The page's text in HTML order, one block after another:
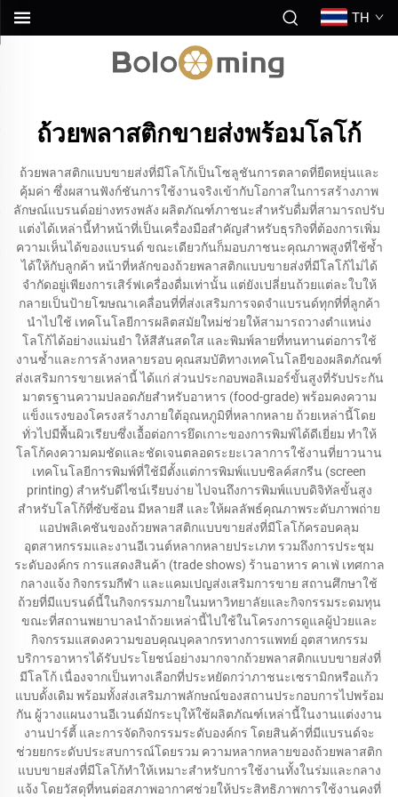
TH
ถ้วยพลาสติกขายส่งพร้อมโลโก้
ถ้วยพลาสติกแบบขายส่งที่มีโลโก้เป็นโซลูชันการตลาดที่ยืดหยุ่นและ
คุ้มค่า ซึ่งผสานฟังก์ชันการใช้งานจริงเข้ากับโอกาสในการสร้างภาพ
ลักษณ์แบรนด์อย่างทรงพลัง ผลิตภัณฑ์ภาชนะสำหรับดื่มที่สามารถปรับ
แต่งได้เหล่านี้ทำหน้าที่เป็นเครื่องมือสำคัญสำหรับธุรกิจที่ต้องการเพิ่ม
ความเห็นได้ของแบรนด์ ขณะเดียวกันก็มอบภาชนะคุณภาพสูงที่ใช้ซ้ำ
ได้ให้กับลูกค้า หน้าที่หลักของถ้วยพลาสติกแบบขายส่งที่มีโลโก้ไม่ได้
จำกัดอยู่เพียงการเสิร์ฟเครื่องดื่มเท่านั้น แต่ยังเปลี่ยนถ้วยแต่ละใบให้
กลายเป็นป้ายโฆษณาเคลื่อนที่ที่ส่งเสริมการจดจำแบรนด์ทุกที่ที่ลูกค้า
นำไปใช้ เทคโนโลยีการผลิตสมัยใหม่ช่วยให้สามารถวางตำแหน่ง
โลโก้ได้อย่างแม่นยำ ให้สีสันสดใส และพิมพ์ลายที่ทนทานต่อการใช้
งานซ้ำและการล้างหลายรอบ คุณสมบัติทางเทคโนโลยีของผลิตภัณฑ์
ส่งเสริมการขายเหล่านี้ ได้แก่ ส่วนประกอบพอลิเมอร์ขั้นสูงที่รับประกัน
มาตรฐานความปลอดภัยสำหรับอาหาร (food-grade) พร้อมคงความ
แข็งแรงของโครงสร้างภายใต้อุณหภูมิที่หลากหลาย ถ้วยเหล่านี้โดย
ทั่วไปมีพื้นผิวเรียบซึ่งเอื้อต่อการยึดเกาะของการพิมพ์ได้ดีเยี่ยม ทำให้
โลโก้คงความคมชัดและชัดเจนตลอดระยะเวลาการใช้งานที่ยาวนาน
เทคโนโลยีการพิมพ์ที่ใช้มีตั้งแต่การพิมพ์แบบซิลค์สกรีน (screen
printing) สำหรับดีไซน์เรียบง่าย ไปจนถึงการพิมพ์แบบดิจิทัลขั้นสูง
สำหรับโลโก้ที่ซับซ้อน มีหลายสี และให้ผลลัพธ์คุณภาพระดับภาพถ่าย
แอปพลิเคชันของถ้วยพลาสติกแบบขายส่งที่มีโลโก้ครอบคลุม
อุตสาหกรรมและงานอีเวนต์หลากหลายประเภท รวมถึงการประชุม
ระดับองค์กร การแสดงสินค้า (trade shows) ร้านอาหาร คาเฟ่ เทศกาล
กลางแจ้ง กิจกรรมกีฬา และแคมเปญส่งเสริมการขาย สถานศึกษาใช้
ถ้วยที่มีแบรนด์นี้ในกิจกรรมภายในมหาวิทยาลัยและกิจกรรมระดมทุน
ขณะที่สถานพยาบาลนำถ้วยเหล่านี้ไปใช้ในโครงการดูแลผู้ป่วยและ
กิจกรรมแสดงความขอบคุณบุคลากรทางการแพทย์ อุตสาหกรรม
บริการอาหารได้รับประโยชน์อย่างมากจากถ้วยพลาสติกแบบขายส่งที่
มีโลโก้ เนื่องจากเป็นทางเลือกที่ประหยัดกว่าภาชนะเซรามิกหรือแก้ว
แบบดั้งเดิม พร้อมทั้งส่งเสริมภาพลักษณ์ของสถานประกอบการไปพร้อม
กัน ผู้วางแผนงานอีเวนต์มักระบุให้ใช้ผลิตภัณฑ์เหล่านี้ในงานแต่งงาน
งานปาร์ตี้ และการจัดกิจกรรมระดับองค์กร โดยสินค้าที่มีแบรนด์จะ
ช่วยยกระดับประสบการณ์โดยรวม ความหลากหลายของถ้วยพลาสติก
แบบขายส่งที่มีโลโก้ทำให้เหมาะสำหรับการใช้งานทั้งในร่มและกลาง
แจ้ง โดยวัสดุที่ทนต่อสภาพอากาศช่วยให้ประสิทธิภาพการใช้งานคงที่